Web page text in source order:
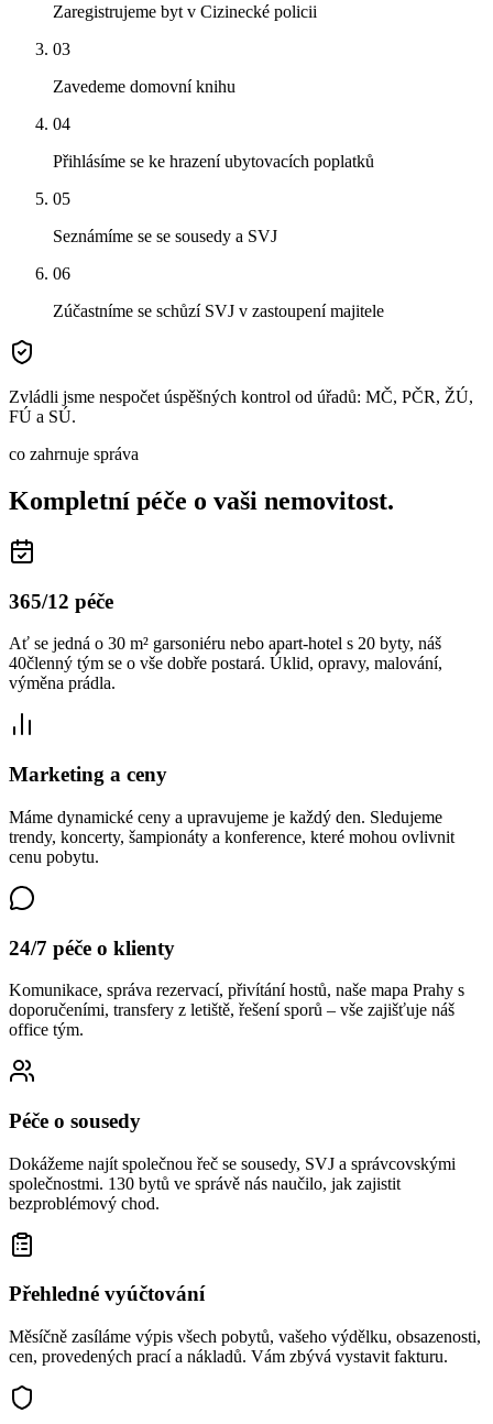
Zaregistrujeme byt v Cizinecké policii
03
Zavedeme domovní knihu
04
Přihlásíme se ke hrazení ubytovacích poplatků
05
Seznámíme se se sousedy a SVJ
06
Zúčastníme se schůzí SVJ v zastoupení majitele
Zvládli jsme nespočet úspěšných kontrol od úřadů: MČ, PČR, ŽÚ,
FÚ a SÚ.
co zahrnuje správa
Kompletní péče o vaši nemovitost.
365/12 péče
Ať se jedná o 30 m² garsoniéru nebo apart-hotel s 20 byty, náš
40členný tým se o vše dobře postará. Úklid, opravy, malování,
výměna prádla.
Marketing a ceny
Máme dynamické ceny a upravujeme je každý den. Sledujeme
trendy, koncerty, šampionáty a konference, které mohou ovlivnit
cenu pobytu.
24/7 péče o klienty
Komunikace, správa rezervací, přivítání hostů, naše mapa Prahy s
doporučeními, transfery z letiště, řešení sporů – vše zajišťuje náš
office tým.
Péče o sousedy
Dokážeme najít společnou řeč se sousedy, SVJ a správcovskými
společnostmi. 130 bytů ve správě nás naučilo, jak zajistit
bezproblémový chod.
Přehledné vyúčtování
Měsíčně zasíláme výpis všech pobytů, vašeho výdělku, obsazenosti,
cen, provedených prací a nákladů. Vám zbývá vystavit fakturu.